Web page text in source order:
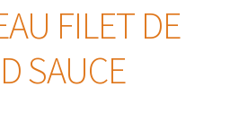
FILET DE
SAUCE